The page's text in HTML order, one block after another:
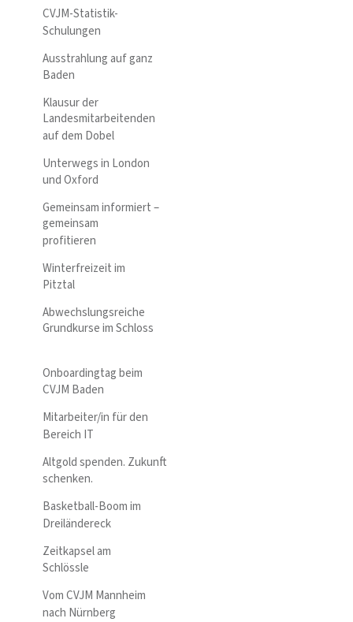
CVJM-Statistik-
Schulungen
Ausstrahlung auf ganz
Baden
Klausur der
Landesmitarbeitenden
auf dem Dobel
Unterwegs in London
und Oxford
Gemeinsam informiert –
gemeinsam
profitieren
Winterfreizeit im
Pitztal
Abwechslungsreiche
Grundkurse im Schloss
Onboardingtag beim
CVJM Baden
Mitarbeiter/in für den
Bereich IT
Altgold spenden. Zukunft
schenken.
Basketball-Boom im
Dreiländereck
Zeitkapsel am
Schlössle
Vom CVJM Mannheim
nach Nürnberg